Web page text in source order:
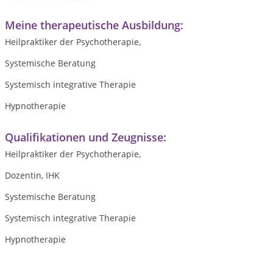
Meine therapeutische Ausbildung:
Heilpraktiker der Psychotherapie,
Systemische Beratung
Systemisch integrative Therapie
Hypnotherapie
Qualifikationen und Zeugnisse:
Heilpraktiker der Psychotherapie,
Dozentin, IHK
Systemische Beratung
Systemisch integrative Therapie
Hypnotherapie